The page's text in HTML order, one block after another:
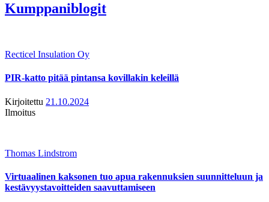
Kumppaniblogit
Recticel Insulation Oy
PIR-katto pitää pintansa kovillakin keleillä
Kirjoitettu 21.10.2024
Ilmoitus
Thomas Lindstrom
Virtuaalinen kaksonen tuo apua rakennuksien suunnitteluun ja
kestävyystavoitteiden saavuttamiseen